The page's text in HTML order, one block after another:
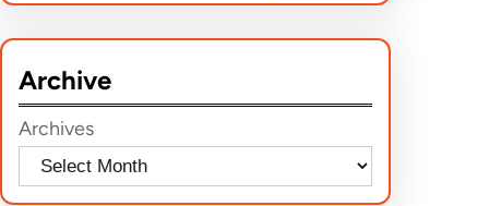
c
h
Archive
Archives